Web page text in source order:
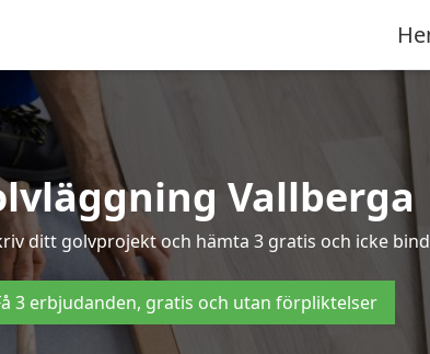
Vallberga
ditt golvprojekt och hämta 3 gratis och icke
3 erbjudanden, gratis och utan förpliktelser